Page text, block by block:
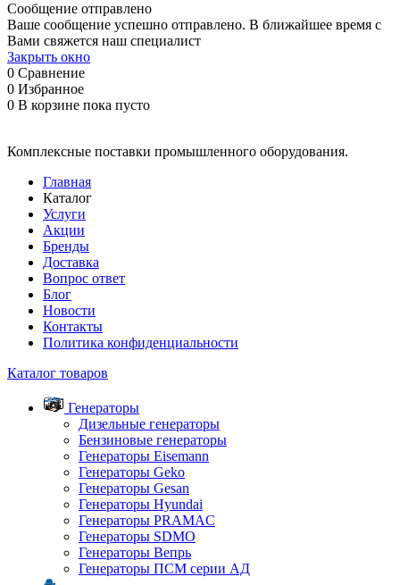
Сообщение отправлено
Ваше сообщение успешно отправлено. В ближайшее время с
Вами свяжется наш специалист
Закрыть окно
0 Сравнение
0 Избранное
0 В корзине пока пусто
Комплексные поставки промышленного оборудования.
Главная
Каталог
Услуги
Акции
Бренды
Доставка
Вопрос ответ
Блог
Новости
Контакты
Политика конфиденциальности
Каталог товаров
Генераторы
Дизельные генераторы
Бензиновые генераторы
Генераторы Eisemann
Генераторы Geko
Генераторы Gesan
Генераторы Hyundai
Генераторы PRAMAC
Генераторы SDMO
Генераторы Вепрь
Генераторы ПСМ серии АД